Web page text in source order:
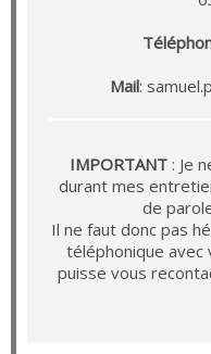
Mail:
IMPORTANT : Je
durant mes
de
Il ne faut donc pas
téléphonique avec
puisse vous